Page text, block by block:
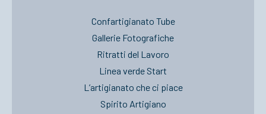
Confartigianato Tube
Gallerie Fotografiche
Ritratti del Lavoro
Linea verde Start
L’artigianato che ci piace
Spirito Artigiano